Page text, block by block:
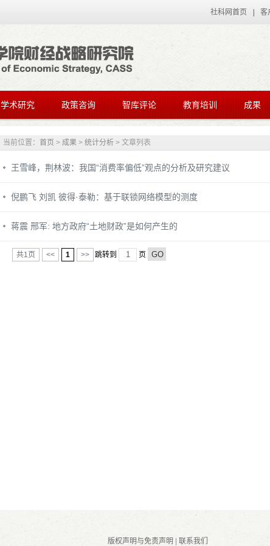
社科网首页 客
学术研究 政策咨询 智库评论 教育培训 成果
当前位置： 首页 > 成果 > 统计分析 > 文章列表
王雪峰，荆林波：我国“消费率偏低”观点的分析及研究建议
倪鹏飞 刘凯 彼得·泰勒：基于联锁网络模型的测度
蒋震 邢军: 地方政府“土地财政”是如何产生的
共1页 << 1 >> 跳转到 页
版权声明与免责声明 联系我们